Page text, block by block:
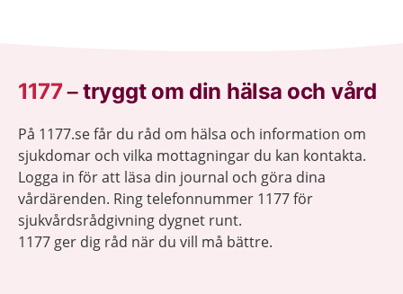
1177–tryggt om din hälsa och vård
På 1177.se får du råd om hälsa och information om
sjukdomar och vilka mottagningar du kan kontakta.
Logga in för att läsa din journal och göra dina
vårdärenden. Ring telefonnummer 1177 för
sjukvårdsrådgivning dygnet runt.
1177 ger dig råd när du vill må bättre.